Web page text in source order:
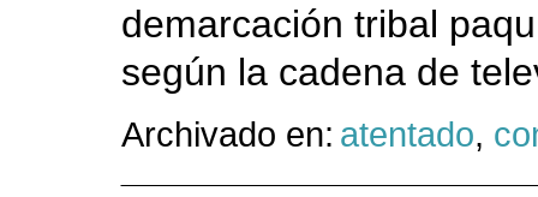
demarcación tribal
según la cadena de
Archivado en: atentado,